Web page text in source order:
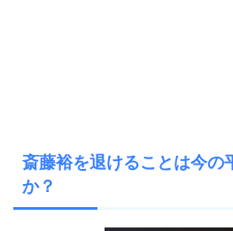
斎藤裕を退けることは今の
か？